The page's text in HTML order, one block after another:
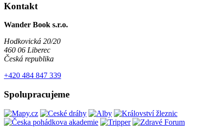
Kontakt
Wander Book s.r.o.
Hodkovická 20/20
460 06 Liberec
Česká republika
+420 484 847 339
Spolupracujeme